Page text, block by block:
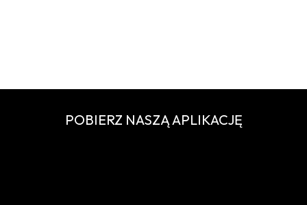
POBIERZ NASZĄ APLIKACJĘ